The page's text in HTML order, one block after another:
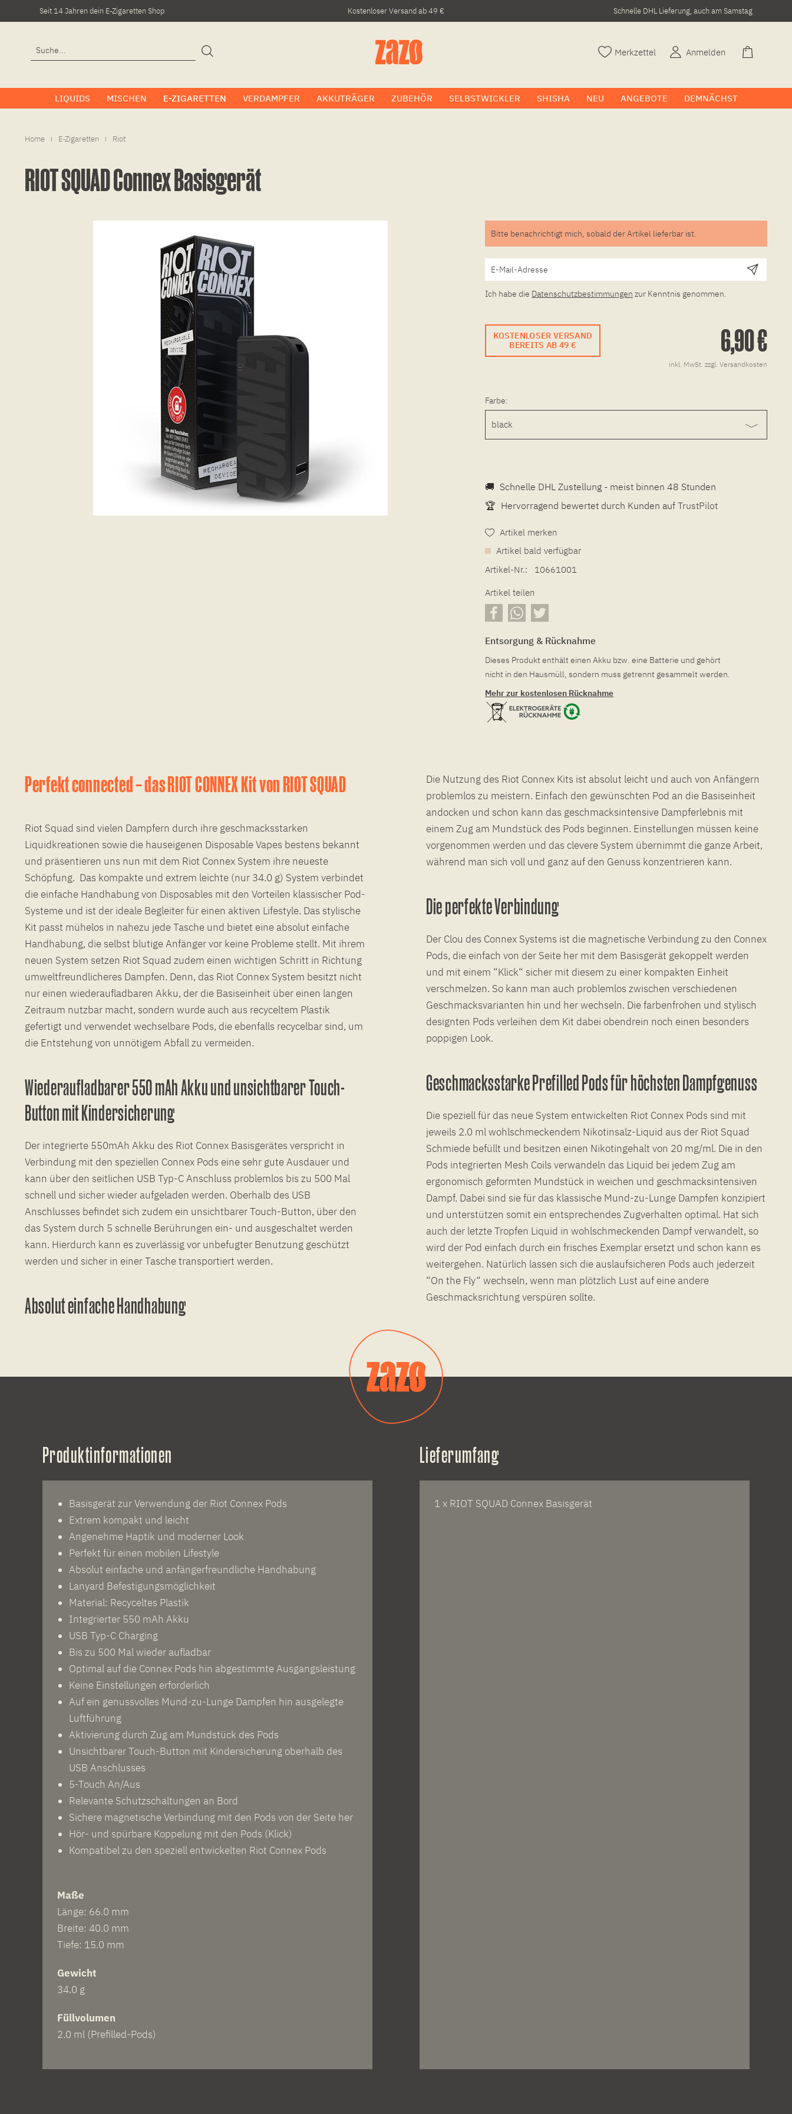
Seit 14 Jahren dein E-Zigaretten Shop Kostenloser Versand ab 49 € Schnelle DHL Lieferung, auch am Samstag
Merkzettel Anmelden
LIQUIDS MISCHEN E-ZIGARETTEN VERDAMPFER AKKUTRÄGER ZUBEHÖR SELBSTWICKLER SHISHA NEU ANGEBOTE DEMNÄCHST
Home | E-Zigaretten | Riot
RIOT SQUAD Connex Basisgerät
Bitte benachrichtigt mich, sobald der Artikel lieferbar ist.
Ich habe die Datenschutzbestimmungen zur Kenntnis genommen.
KOSTENLOSER VERSAND
BEREITS AB 49 €
6,90 €
inkl. MwSt. zzgl. Versandkosten
Farbe:
🚚 Schnelle DHL Zustellung - meist binnen 48 Stunden
🏆 Hervorragend bewertet durch Kunden aufTrustPilot
Artikel merken
Artikel bald verfügbar
Artikel-Nr.:
10661001
Artikel teilen
Entsorgung & Rücknahme
Dieses Produkt enthält einen Akku bzw. eine Batterie und gehört
nicht in den Hausmüll, sondern muss getrennt gesammelt werden.
Mehr zur kostenlosen Rücknahme
Perfekt connected – das RIOT CONNEX Kit von RIOT SQUAD
Riot Squad sind vielen Dampfern durch ihre geschmacksstarken
Liquidkreationen sowie die hauseigenen Disposable Vapes bestens bekannt
und präsentieren uns nun mit dem Riot Connex System ihre neueste
Schöpfung. Das kompakte und extrem leichte (nur 34.0 g) System verbindet
die einfache Handhabung von Disposables mit den Vorteilen klassischer Pod-
Systeme und ist der ideale Begleiter für einen aktiven Lifestyle. Das stylische
Kit passt mühelos in nahezu jede Tasche und bietet eine absolut einfache
Handhabung, die selbst blutige Anfänger vor keine Probleme stellt. Mit ihrem
neuen System setzen Riot Squad zudem einen wichtigen Schritt in Richtung
umweltfreundlicheres Dampfen. Denn, das Riot Connex System besitzt nicht
nur einen wiederaufladbaren Akku, der die Basiseinheit über einen langen
Zeitraum nutzbar macht, sondern wurde auch aus recyceltem Plastik
gefertigt und verwendet wechselbare Pods, die ebenfalls recycelbar sind, um
die Entstehung von unnötigem Abfall zu vermeiden.
Wiederaufladbarer 550 mAh Akku und unsichtbarer Touch-
Button mit Kindersicherung
Der integrierte 550mAh Akku des Riot Connex Basisgerätes verspricht in
Verbindung mit den speziellen Connex Pods eine sehr gute Ausdauer und
kann über den seitlichen USB Typ-C Anschluss problemlos bis zu 500 Mal
schnell und sicher wieder aufgeladen werden. Oberhalb des USB
Anschlusses befindet sich zudem ein unsichtbarer Touch-Button, über den
das System durch 5 schnelle Berührungen ein- und ausgeschaltet werden
kann. Hierdurch kann es zuverlässig vor unbefugter Benutzung geschützt
werden und sicher in einer Tasche transportiert werden.
Absolut einfache Handhabung
Die Nutzung des Riot Connex Kits ist absolut leicht und auch von Anfängern
problemlos zu meistern. Einfach den gewünschten Pod an die Basiseinheit
andocken und schon kann das geschmacksintensive Dampferlebnis mit
einem Zug am Mundstück des Pods beginnen. Einstellungen müssen keine
vorgenommen werden und das clevere System übernimmt die ganze Arbeit,
während man sich voll und ganz auf den Genuss konzentrieren kann.
Die perfekte Verbindung
Der Clou des Connex Systems ist die magnetische Verbindung zu den Connex
Pods, die einfach von der Seite her mit dem Basisgerät gekoppelt werden
und mit einem “Klick“ sicher mit diesem zu einer kompakten Einheit
verschmelzen. So kann man auch problemlos zwischen verschiedenen
Geschmacksvarianten hin und her wechseln. Die farbenfrohen und stylisch
designten Pods verleihen dem Kit dabei obendrein noch einen besonders
poppigen Look.
Geschmacksstarke Prefilled Pods für höchsten Dampfgenuss
Die speziell für das neue System entwickelten Riot Connex Pods sind mit
jeweils 2.0 ml wohlschmeckendem Nikotinsalz-Liquid aus der Riot Squad
Schmiede befüllt und besitzen einen Nikotingehalt von 20 mg/ml. Die in den
Pods integrierten Mesh Coils verwandeln das Liquid bei jedem Zug am
ergonomisch geformten Mundstück in weichen und geschmacksintensiven
Dampf. Dabei sind sie für das klassische Mund-zu-Lunge Dampfen konzipiert
und unterstützen somit ein entsprechendes Zugverhalten optimal. Hat sich
auch der letzte Tropfen Liquid in wohlschmeckenden Dampf verwandelt, so
wird der Pod einfach durch ein frisches Exemplar ersetzt und schon kann es
weitergehen. Natürlich lassen sich die auslaufsicheren Pods auch jederzeit
“On the Fly“ wechseln, wenn man plötzlich Lust auf eine andere
Geschmacksrichtung verspüren sollte.
Produktinformationen
Basisgerät zur Verwendung der Riot Connex Pods
Extrem kompakt und leicht
Angenehme Haptik und moderner Look
Perfekt für einen mobilen Lifestyle
Absolut einfache und anfängerfreundliche Handhabung
Lanyard Befestigungsmöglichkeit
Material: Recyceltes Plastik
Integrierter 550 mAh Akku
USB Typ-C Charging
Bis zu 500 Mal wieder aufladbar
Optimal auf die Connex Pods hin abgestimmte Ausgangsleistung
Keine Einstellungen erforderlich
Auf ein genussvolles Mund-zu-Lunge Dampfen hin ausgelegte
Luftführung
Aktivierung durch Zug am Mundstück des Pods
Unsichtbarer Touch-Button mit Kindersicherung oberhalb des
USB Anschlusses
5-Touch An/Aus
Relevante Schutzschaltungen an Bord
Sichere magnetische Verbindung mit den Pods von der Seite her
Hör- und spürbare Koppelung mit den Pods (Klick)
Kompatibel zu den speziell entwickelten Riot Connex Pods
Maße
Länge: 66.0 mm
Breite: 40.0 mm
Tiefe: 15.0 mm
Gewicht
34.0 g
Füllvolumen
2.0 ml (Prefilled-Pods)
Lieferumfang
1 x RIOT SQUAD Connex Basisgerät